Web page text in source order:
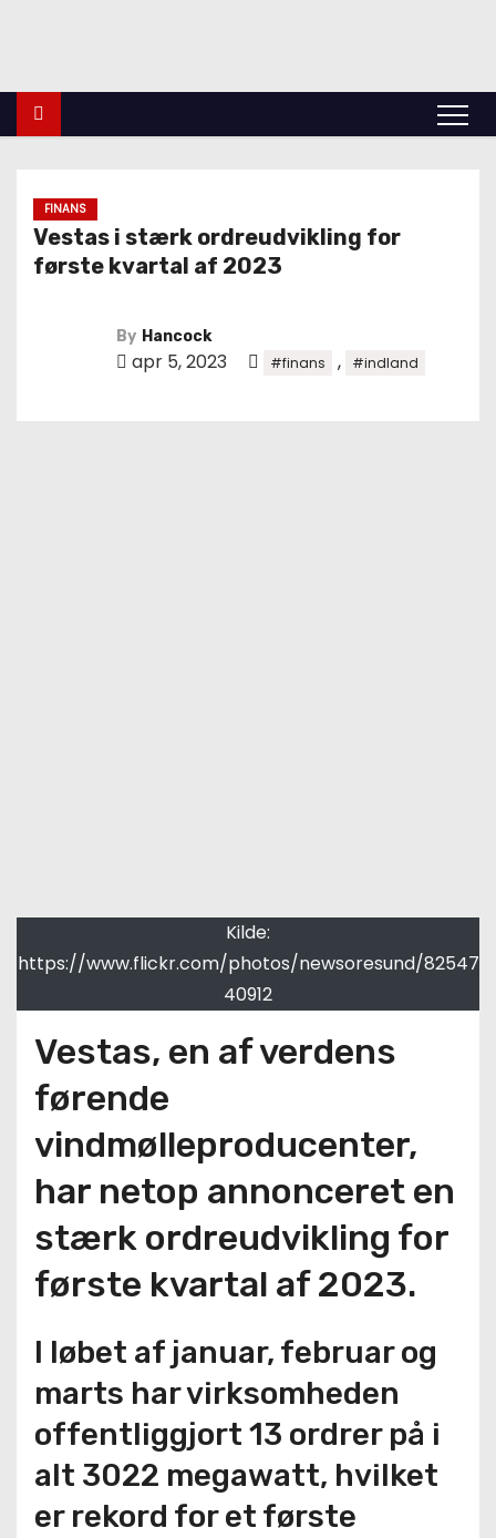
FINANS
Vestas i stærk ordreudvikling for
første kvartal af 2023
By Hancock
apr 5, 2023 #finans , #indland
Kilde:
https://www.flickr.com/photos/newsoresund/82547
40912
Vestas, en af verdens
førende
vindmølleproducenter,
har netop annonceret en
stærk ordreudvikling for
første kvartal af 2023.
I løbet af januar, februar og
marts har virksomheden
offentliggjort 13 ordrer på i
alt 3022 megawatt, hvilket
er rekord for et første